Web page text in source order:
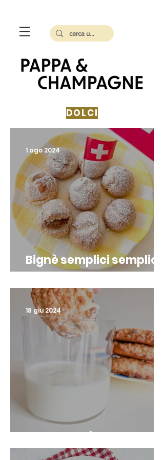
DOLCI
Bignè semplici semplici,
da farcire come vuoi tu
😉
1 ago 2024
Cookies all’avena
18 giu 2024